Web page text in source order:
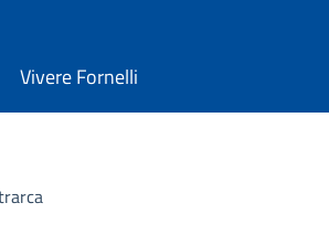
Vivere Fornelli